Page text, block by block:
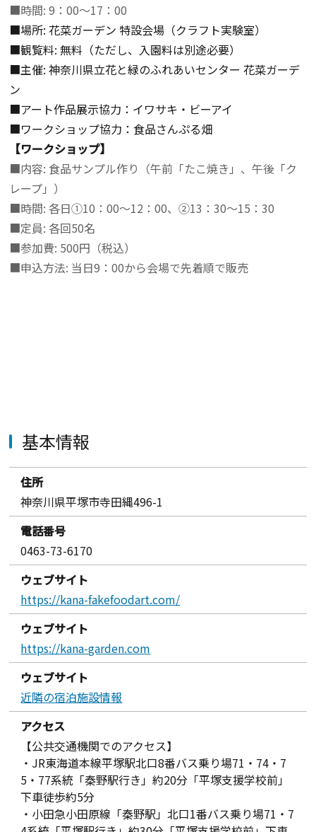
■時間: 9：00～17：00
■場所: 花菜ガーデン 特設会場（クラフト実験室） ​
■観覧料: 無料（ただし、入園料は別途必要） ​
■主催: 神奈川県立花と緑のふれあいセンター 花菜ガーデ
ン
■アート作品展示協力：イワサキ・ビーアイ
■ワークショップ​協力：食品さんぷる畑
【ワークショップ】
■内容: 食品サンプル作り（午前「たこ焼き」、午後「ク
レープ」）
■時間: 各日①10：00～12：00、②13：30～15：30
■定員: 各回50名
■参加費: 500円（税込）
■申込方法: 当日9：00から会場で先着順で販売
基本情報
住所
神奈川県平塚市寺田縄496-1
電話番号
0463-73-6170
ウェブサイト
https://kana-fakefoodart.com/
ウェブサイト
https://kana-garden.com
ウェブサイト
近隣の宿泊施設情報
アクセス
【公共交通機関でのアクセス】
・JR東海道本線平塚駅北口8番バス乗り場71・74・7
5・77系統「秦野駅行き」約20分「平塚支援学校前」
下車徒歩約5分
・小田急小田原線「秦野駅」北口1番バス乗り場71・7